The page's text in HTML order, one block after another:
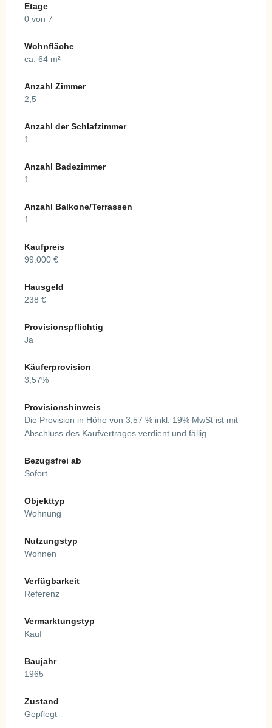
Etage
0 von 7
Wohnfläche
ca. 64 m²
Anzahl Zimmer
2,5
Anzahl der Schlafzimmer
1
Anzahl Badezimmer
1
Anzahl Balkone/Terrassen
1
Kaufpreis
99.000 €
Hausgeld
238 €
Provisionspflichtig
Ja
Käuferprovision
3,57%
Provisionshinweis
Die Provision in Höhe von 3,57 % inkl. 19% MwSt ist mit
Abschluss des Kaufvertrages verdient und fällig.
Bezugsfrei ab
Sofort
Objekttyp
Wohnung
Nutzungstyp
Wohnen
Verfügbarkeit
Referenz
Vermarktungstyp
Kauf
Baujahr
1965
Zustand
Gepflegt